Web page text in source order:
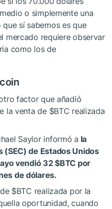
o simplemente una
sí sabemos es que
mercado requiere observar
como los de
factor que añadió
la venta de $BTC realizada
Saylor informó a la
(SEC) de Estados Unidos
vendió 32$BTC por
de dólares.
$BTC realizada por la
oportunidad, cuando